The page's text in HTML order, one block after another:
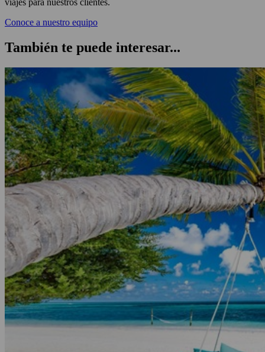
viajes para nuestros clientes.
Conoce a nuestro equipo
También te puede interesar...